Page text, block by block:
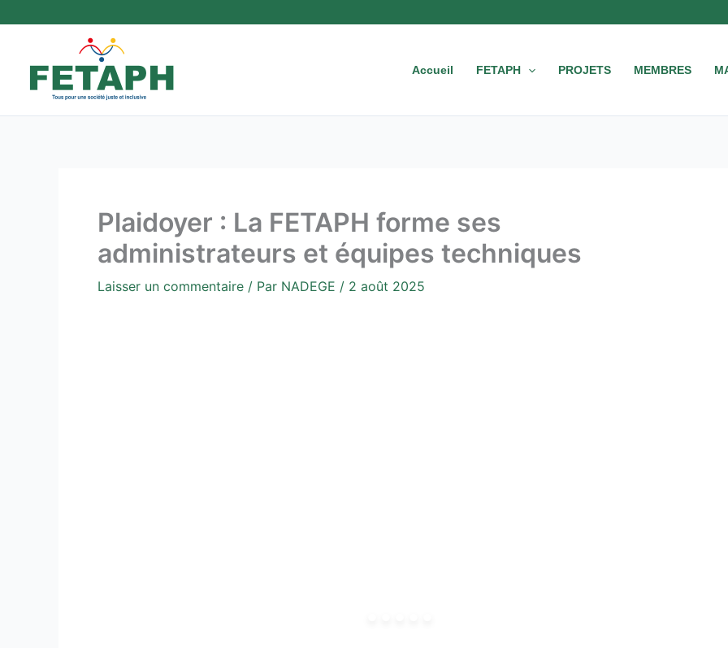
Accueil FETAPH PROJETS MEMBRES
Plaidoyer : La FETAPH forme ses
administrateurs et équipes techniques
Laisser un commentaire / Par NADEGE / 2 août 2025